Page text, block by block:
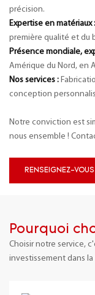
précision.
Expertise en matériaux :
première qualité et du
Présence mondiale,
Amérique du Nord, en
Nos services :
conception
Notre conviction est
nous ensemble !
RENSEIGNEZ-
Pourquoi
Choisir notre service,
investissement dans